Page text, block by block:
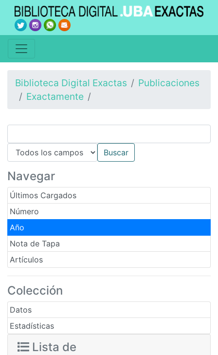
Biblioteca Digital Exactas
Publicaciones
Exactamente
Navegar
Últimos Cargados
Número
Año
Nota de Tapa
Artículos
Colección
Datos
Estadísticas
Lista de